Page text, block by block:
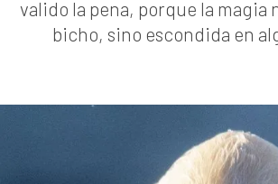
valido la pena, porque la magia
bicho, sino escondida en